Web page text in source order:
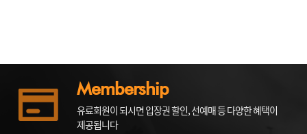
Membership
유료회원이 되시면 입장권 할인, 선예매 등 다양한 혜택이
제공됩니다